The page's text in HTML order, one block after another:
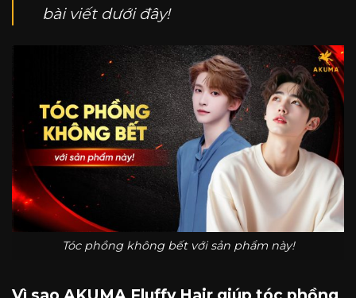
bài viết dưới đây!
Tóc phồng không bết với sản phẩm này!